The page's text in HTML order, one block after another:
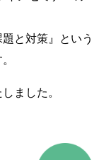
と対策』という
ました。